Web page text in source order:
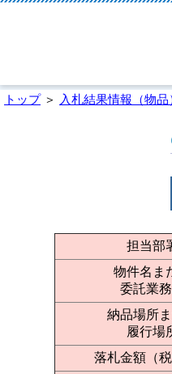
トップ＞ 入札結果情報（物品
担当部
物件名ま
委託業
納品場所
履行場
落札金額（税